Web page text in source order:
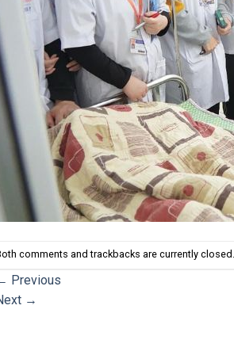
comments and trackbacks are currently closed.
Previous
→